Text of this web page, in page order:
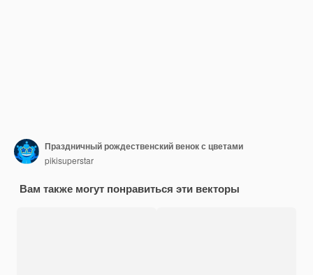
Праздничный рождественский венок с цветами
pikisuperstar
Вам также могут понравиться эти векторы